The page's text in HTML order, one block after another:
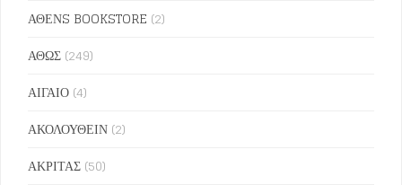
ΑΘΕΝS BOOKSTORE (2)
ΑΘΩΣ (249)
ΑΙΓΑΙΟ (4)
ΑΚΟΛΟΥΘΕΙΝ (2)
ΑΚΡΙΤΑΣ (50)